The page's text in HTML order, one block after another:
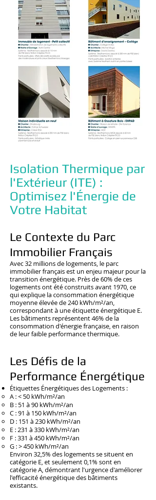
Isolation Thermique par
l'Extérieur (ITE) :
Optimisez l'Énergie de
Votre Habitat
Le Contexte du Parc
Immobilier Français
Avec 32 millions de logements, le parc
immobilier français est un enjeu majeur pour la
transition énergétique. Près de 60% de ces
logements ont été construits avant 1970, ce
qui explique la consommation énergétique
moyenne élevée de 240 kWh/m²/an,
correspondant à une étiquette énergétique E.
Les bâtiments représentent 46% de la
consommation d'énergie française, en raison
de leur faible performance thermique.
Les Défis de la
Performance Énergétique
Étiquettes Énergétiques des Logements :
A : < 50 kWh/m²/an
B : 51 à 90 kWh/m²/an
C : 91 à 150 kWh/m²/an
D : 151 à 230 kWh/m²/an
E : 231 à 330 kWh/m²/an
F : 331 à 450 kWh/m²/an
G : > 450 kWh/m²/an
Environ 32,5% des logements se situent en
catégorie E, et seulement 0,1% sont en
catégorie A, démontrant l'urgence d'améliorer
l'efficacité énergétique des bâtiments
existants.